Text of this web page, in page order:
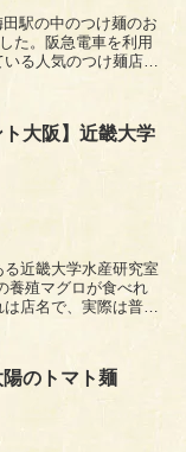
た。阪急電車を利用
る人気のつけ麺店に
ト大阪】近畿大学
近畿大学水産研究室
養殖マグロが食べれ
店名で、実際は普通
陽のトマト麺